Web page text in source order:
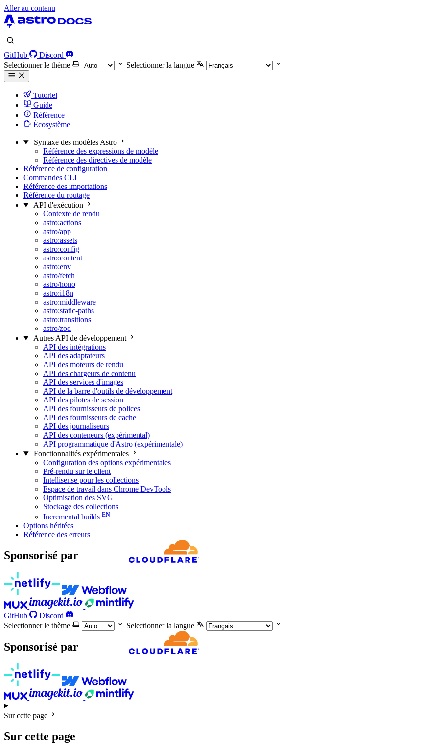
Aller au contenu
GitHub
Discord
Selectionner le thème
Selectionner la langue
Tutoriel
Guide
Référence
Écosystème
Syntaxe des modèles Astro
Référence des expressions de modèle
Référence des directives de modèle
Référence de configuration
Commandes CLI
Référence des importations
Référence du routage
API d'exécution
Contexte de rendu
astro:actions
astro/app
astro:assets
astro:config
astro:content
astro:env
astro/fetch
astro/hono
astro:i18n
astro:middleware
astro:static-paths
astro:transitions
astro/zod
Autres API de développement
API des intégrations
API des adaptateurs
API des moteurs de rendu
API des chargeurs de contenu
API des services d'images
API de la barre d'outils de développement
API des pilotes de session
API des fournisseurs de polices
API des fournisseurs de cache
API des journaliseurs
API des conteneurs (expérimental)
API programmatique d'Astro (expérimentale)
Fonctionnalités expérimentales
Configuration des options expérimentales
Pré-rendu sur le client
Intellisense pour les collections
Espace de travail dans Chrome DevTools
Optimisation des SVG
Stockage des collections
Incremental builds
Options héritées
Référence des erreurs
Sponsorisé par
GitHub
Discord
Selectionner le thème
Selectionner la langue
Sponsorisé par
Sur cette page
Sur cette page